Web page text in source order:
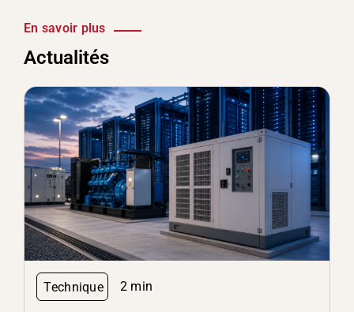
En savoir plus
Actualités
Technique 2 min